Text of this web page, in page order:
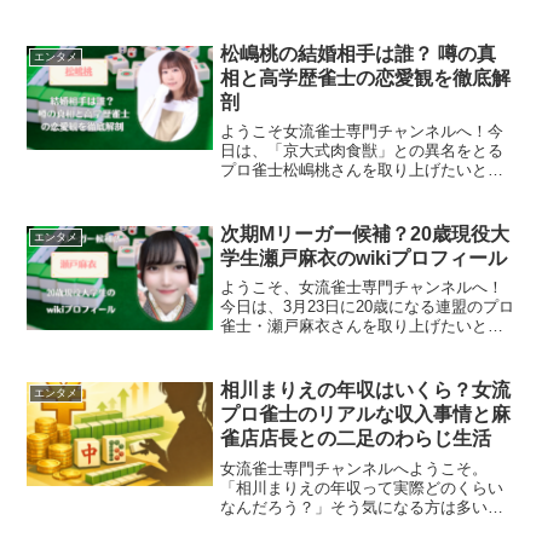
Dreams」。Piratesは2026...
エンタメ
松嶋桃の結婚相手は誰？ 噂の真
相と高学歴雀士の恋愛観を徹底解
剖
ようこそ女流雀士専門チャンネルへ！今
日は、「京大式肉食獣」との異名をとる
プロ雀士松嶋桃さんを取り上げたいと思
了しています。京都大学卒業という高学
歴を持ちながら、プロ雀士と...
エンタメ
次期Mリーガー候補？20歳現役大
学生瀬戸麻衣のwikiプロフィール
ようこそ、女流雀士専門チャンネルへ！
今日は、3月23日に20歳になる連盟のプロ
雀士・瀬戸麻衣さんを取り上げたいと思
も一目置かれています。Mリーグ待望論
も多く聞かれますが...
エンタメ
相川まりえの年収はいくら？女流
プロ雀士のリアルな収入事情と麻
雀店店長との二足のわらじ生活
女流雀士専門チャンネルへようこそ。
「相川まりえの年収って実際どのくらい
なんだろう？」そう気になる方は多いは